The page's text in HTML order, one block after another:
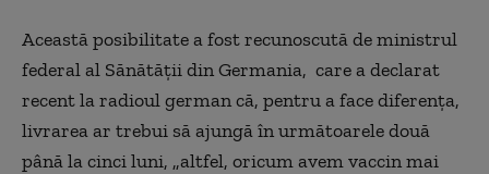
Această posibilitate a fost recunoscută de ministrul
federal al Sănătății din Germania, care a declarat
recent la radioul german că, pentru a face diferența,
livrarea ar trebui să ajungă în următoarele două
până la cinci luni, „altfel, oricum avem vaccin mai